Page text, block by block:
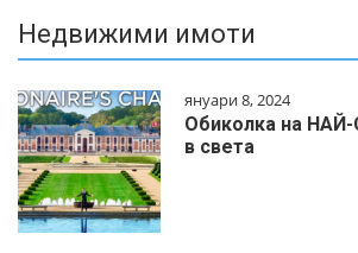
Недвижими имоти
януари 8, 2024
Обиколка на
в света